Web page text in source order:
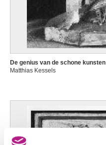
De genius van de schone kunsten
Matthias Kessels